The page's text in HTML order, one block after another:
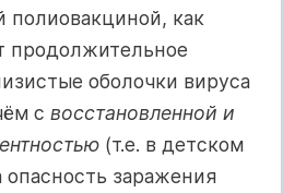
как
продолжительное
оболочки вируса
с восстановленной и
(т.е. в детском
опасность заражения